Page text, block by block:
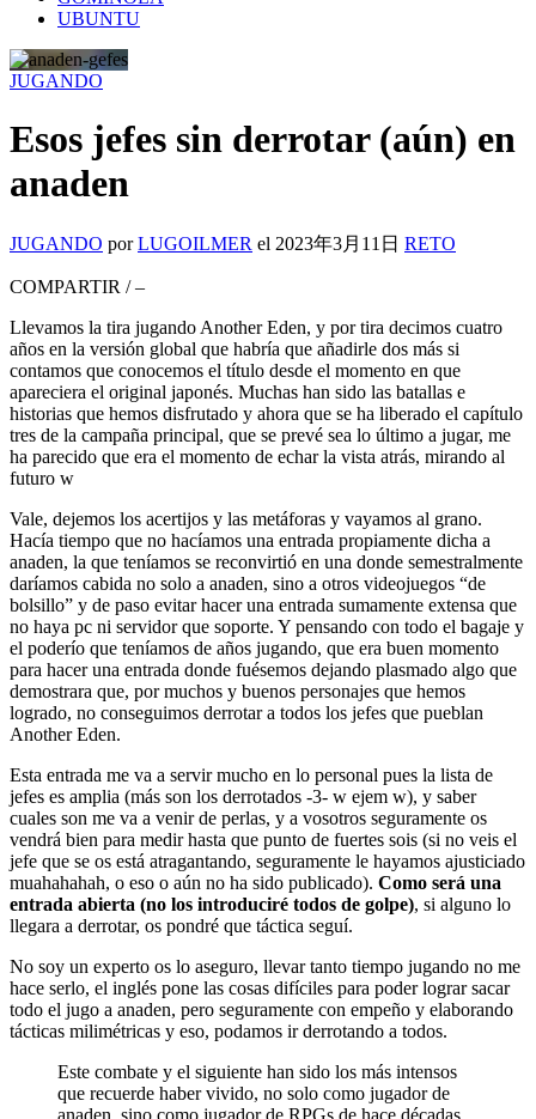
UBUNTU
JUGANDO
Esos jefes sin derrotar (aún) en
anaden
JUGANDO por LUGOILMER el 2023年3月11日 RETO
COMPARTIR / –
Llevamos la tira jugando Another Eden, y por tira decimos cuatro
años en la versión global que habría que añadirle dos más si
contamos que conocemos el título desde el momento en que
apareciera el original japonés. Muchas han sido las batallas e
historias que hemos disfrutado y ahora que se ha liberado el capítulo
tres de la campaña principal, que se prevé sea lo último a jugar, me
ha parecido que era el momento de echar la vista atrás, mirando al
futuro w
Vale, dejemos los acertijos y las metáforas y vayamos al grano.
Hacía tiempo que no hacíamos una entrada propiamente dicha a
anaden, la que teníamos se reconvirtió en una donde semestralmente
daríamos cabida no solo a anaden, sino a otros videojuegos “de
bolsillo” y de paso evitar hacer una entrada sumamente extensa que
no haya pc ni servidor que soporte. Y pensando con todo el bagaje y
el poderío que teníamos de años jugando, que era buen momento
para hacer una entrada donde fuésemos dejando plasmado algo que
demostrara que, por muchos y buenos personajes que hemos
logrado, no conseguimos derrotar a todos los jefes que pueblan
Another Eden.
Esta entrada me va a servir mucho en lo personal pues la lista de
jefes es amplia (más son los derrotados -3- w ejem w), y saber
cuales son me va a venir de perlas, y a vosotros seguramente os
vendrá bien para medir hasta que punto de fuertes sois (si no veis el
jefe que se os está atragantando, seguramente le hayamos ajusticiado
muahahahah, o eso o aún no ha sido publicado). Como será una
entrada abierta (no los introduciré todos de golpe), si alguno lo
llegara a derrotar, os pondré que táctica seguí.
No soy un experto os lo aseguro, llevar tanto tiempo jugando no me
hace serlo, el inglés pone las cosas difíciles para poder lograr sacar
todo el jugo a anaden, pero seguramente con empeño y elaborando
tácticas milimétricas y eso, podamos ir derrotando a todos.
Este combate y el siguiente han sido los más intensos
que recuerde haber vivido, no solo como jugador de
anaden, sino como jugador de RPGs de hace décadas.